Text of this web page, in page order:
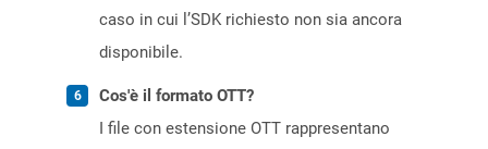
caso in cui l’SDK richiesto non sia ancora
disponibile.
Cos'è il formato OTT?
I file con estensione OTT rappresentano